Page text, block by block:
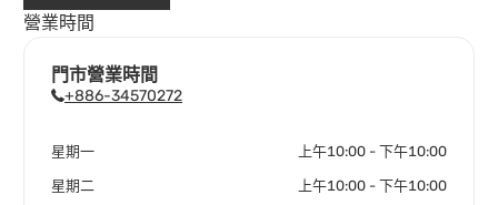
營業時間
門市營業時間
+886-34570272
星期一 上午10:00 - 下午10:00
星期二 上午10:00 - 下午10:00